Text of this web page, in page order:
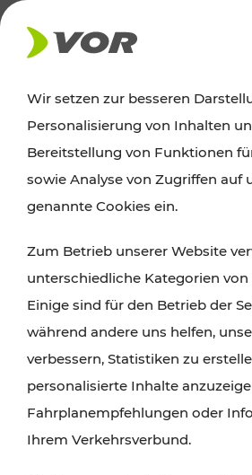
AKTUELLES
News
Alle wichtigen Meldungen zu
finden Sie hier im Überblick.
Wir setzen zur besseren
Personalisierung von Inhalten
Bereitstellung von Funktionen
sowie Analyse von Zugriffen auf
genannte Cookies ein.
Zum Betrieb unserer Website
unterschiedliche Kategorien von
Einige sind für den Betrieb der
während andere uns helfen,
verbessern, Statistiken zu
personalisierte Inhalte
Fahrplanempfehlungen oder
Ihrem Verkehrsverbund.